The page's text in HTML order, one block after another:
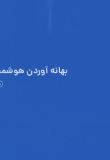
بهانه آوردن